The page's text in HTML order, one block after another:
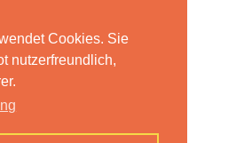
Cookies. Sie
nutzerfreundlich,